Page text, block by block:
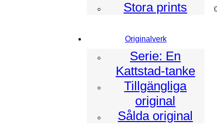
Stora prints
Originalverk
Serie: En
Kattstad-tanke
Tillgängliga
original
Sålda original